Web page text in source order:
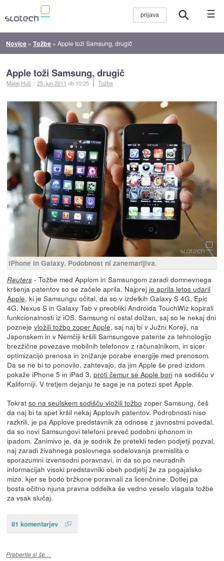
☰
Novice »Tožbe »Apple toži Samsung, drugič
Apple toži Samsung, drugič
Matej Huš ::25. jun 2011 ob 10:25 Tožbe
iPhone in Galaxy. Podobnost ni zanemarljiva.
Reuters- Tožbe med Applom in Samsungom zaradi domnevnega
kršenja patentov so se začele aprila. Najprej je aprila letos udaril
Apple, ki je Samsungu očital, da so v izdelkih Galaxy S 4G, Epic
4G, Nexus S in Galaxy Tab v preobliki Androida TouchWiz kopirali
funkcionalnosti iz iOS. Samsung ni ostal dolžan, saj so le nekaj dni
pozneje vložili tožbo zoper Apple, saj naj bi v Južni Koreji, na
Japonskem in v Nemčiji kršili Samsungove patente za tehnologijo
brezžične povezave mobilnih telefonov z računalnikom, in sicer
optimizacijo prenosa in znižanje porabe energije med prenosom.
Da se ne bi to ponovilo, zahtevajo, da jim Apple še pred izidom
pokaže iPhone 5 in iPad 3, proti čemur se Apple borina sodišču v
Kaliforniji. V tretjem dejanju te sage je na potezi spet Apple.
Tokrat so na seulskem sodišču vložili tožbo zoper Samsung, češ
da naj bi ta spet kršil nekaj Applovih patentov. Podrobnosti niso
razkrili, je pa Applove predstavnik za odnose z javnostmi povedal,
da so novi Samsungovi telefoni preveč podobni iphonom in
ipadom. Zanimivo je, da je sodnik že pretekli teden podjetji pozval,
naj zaradi živahnega poslovnega sodelovanja premislita o
sporazumni izvensodni poravnavi, in da so po neuradnih
informacijah visoki predstavniki obeh podjetij že za pogajalsko
mizo, kjer se bodo bržkone poravnali za licenčnine. Dotlej pa
bosta očitno njuna pravna oddelka še vedno veselo vlagala tožbe
za vsak slučaj.
81 komentarjev
Preberite si še…